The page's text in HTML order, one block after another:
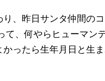
り、昨日サンタ仲間の
て、何やらヒューマン
ったら生年月日と生